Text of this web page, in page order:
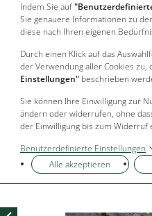
Indem Sie auf
Sie genauere Informationen zu
diese nach Ihren eigenen
Durch einen Klick auf das
der Verwendung aller Cookies zu,
Einstellungen" beschrieben
Sie können Ihre Einwilligung zur
ändern oder widerrufen, ohne
der Einwilligung bis zum
Benutzerdefinierte Einstellungen
Alle akzeptieren